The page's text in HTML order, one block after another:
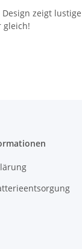
zeigt
gleich!